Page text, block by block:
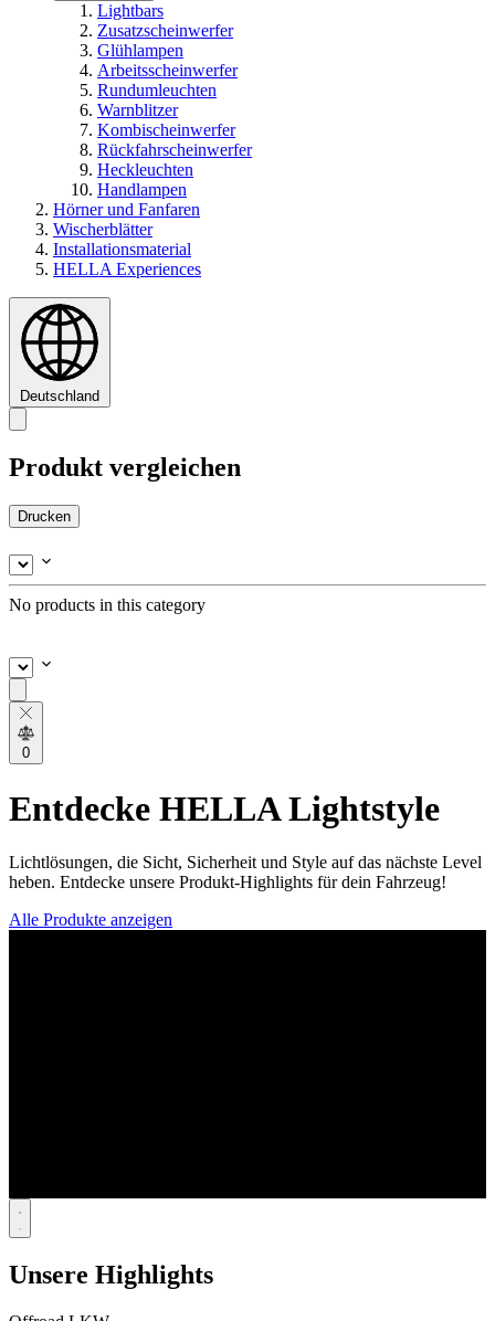
Lightbars
Zusatzscheinwerfer
Glühlampen
Arbeitsscheinwerfer
Rundumleuchten
Warnblitzer
Kombischeinwerfer
Rückfahrscheinwerfer
Heckleuchten
Handlampen
Hörner und Fanfaren
Wischerblätter
Installationsmaterial
HELLA Experiences
Deutschland
Produkt vergleichen
Drucken
No products in this category
0
Entdecke HELLA Lightstyle
Lichtlösungen, die Sicht, Sicherheit und Style auf das nächste Level
heben. Entdecke unsere Produkt-Highlights für dein Fahrzeug!
Alle Produkte anzeigen
Unsere Highlights